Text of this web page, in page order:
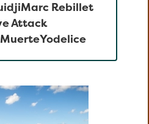
Marc Rebillet
Attack
Yodelice